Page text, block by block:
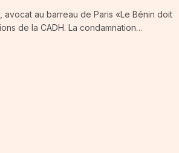
avocat au barreau de Paris «Le Bénin doit
de la CADH. La condamnation…